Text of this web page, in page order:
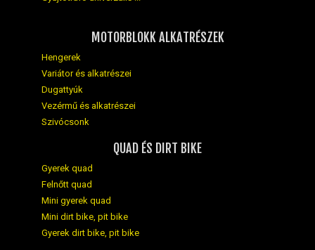
MOTORBLOKK ALKATRÉSZEK
Hengerek
Variátor és alkatrészei
Dugattyúk
Vezérmű és alkatrészei
Szivócsonk
QUAD ÉS DIRT BIKE
Gyerek quad
Felnőtt quad
Mini gyerek quad
Mini dirt bike, pit bike
Gyerek dirt bike, pit bike